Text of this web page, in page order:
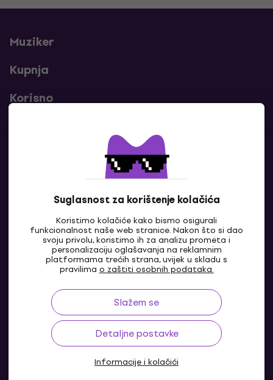
Suglasnost za korištenje kolačića
Koristimo kolačiće kako bismo osigurali
funkcionalnost naše web stranice. Nakon što si dao
svoju privolu, koristimo ih za analizu prometa i
personalizaciju oglašavanja na reklamnim
platformama trećih strana, uvijek u skladu s
pravilima o zaštiti osobnih podataka.
Slažem se
Detaljne postavke
Informacije i kolačići
Muziker
Kupnja
Korisno
Kontakti
Javi nam se
HR